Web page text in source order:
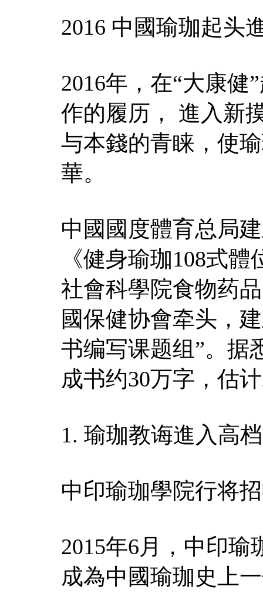
2016 中國瑜珈起头
2016年，在“大康健
作的履历， 進入新
与本錢的青睐，使
華。
中國國度體育总局
《健身瑜珈108式
社會科學院食物药
國保健协會牵头，
书编写课题组”。据
成书约30万字，估
1. 瑜珈教诲進入高
中印瑜珈學院行将
2015年6月，中印
成為中國瑜珈史上